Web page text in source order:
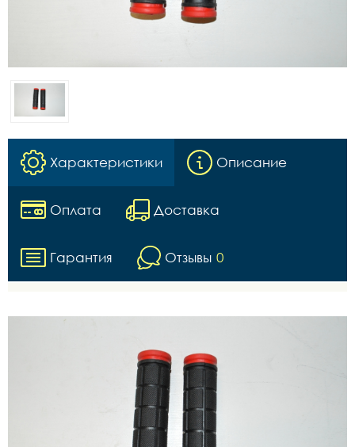
Характеристики Описание
Оплата Доставка
Гарантия Отзывы 0